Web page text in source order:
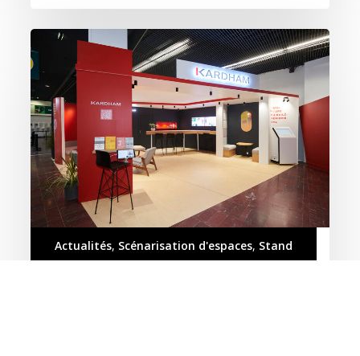
Kardham
SIMI
2022
Actualités, Scénarisation d'espaces, Stand